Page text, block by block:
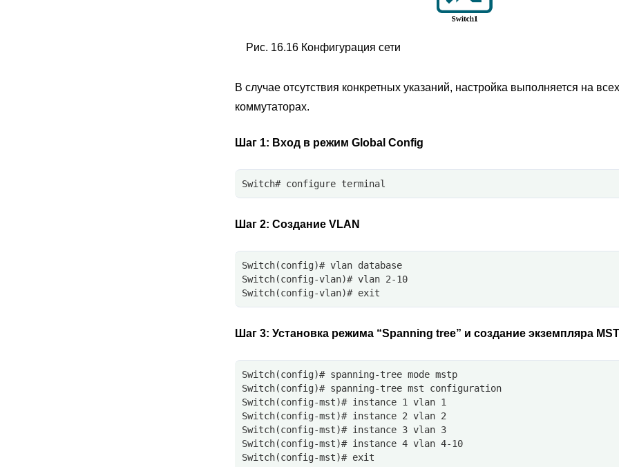
Рис. 16.16 Конфигурация сети
В случае отсутствия конкретных указаний, настройка выполняется на всех
коммутаторах.
Шаг 1: Вход в режим Global Config
Switch# configure terminal
Шаг 2: Создание VLAN
Switch(config)# vlan database
Switch(config-vlan)# vlan 2-10
Switch(config-vlan)# exit
Шаг 3: Установка режима “Spanning tree” и создание экземпляра
Switch(config)# spanning-tree mode mstp
Switch(config)# spanning-tree mst configuration
Switch(config-mst)# instance 1 vlan 1
Switch(config-mst)# instance 2 vlan 2
Switch(config-mst)# instance 3 vlan 3
Switch(config-mst)# instance 4 vlan 4-10
Switch(config-mst)# exit